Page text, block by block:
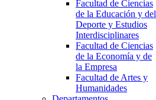
Facultad de Ciencias
de la Educación y del
Deporte y Estudios
Interdisciplinares
Facultad de Ciencias
de la Economía y de
la Empresa
Facultad de Artes y
Humanidades